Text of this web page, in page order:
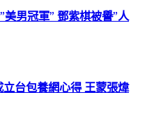
男冠軍” 鄧紫棋被譽”人
台包養網心得 王蒙張煒